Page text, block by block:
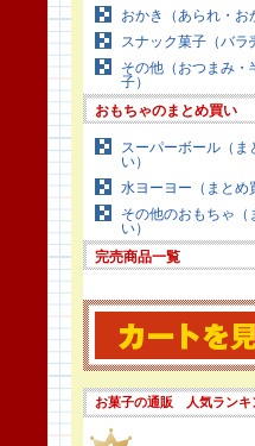
おかき（あられ・お
スナック菓子（バラ
その他（おつまみ・
子）
おもちゃのまとめ買い
スーパーボール（ま
い）
水ヨーヨー（まとめ
その他のおもちゃ（
い）
完売商品一覧
お菓子の通販 人気ランキ